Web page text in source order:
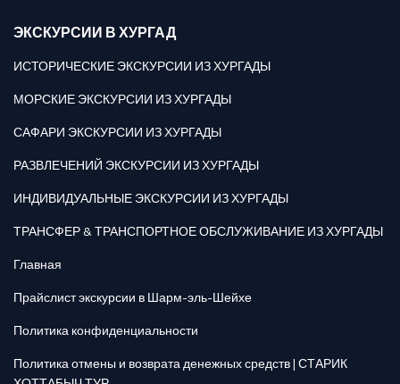
ЭКСКУРСИИ В ХУРГАД
ИСТОРИЧЕСКИЕ ЭКСКУРСИИ ИЗ ХУРГАДЫ
МОРСКИЕ ЭКСКУРСИИ ИЗ ХУРГАДЫ
САФАРИ ЭКСКУРСИИ ИЗ ХУРГАДЫ
РАЗВЛЕЧЕНИЙ ЭКСКУРСИИ ИЗ ХУРГАДЫ
ИНДИВИДУАЛЬНЫЕ ЭКСКУРСИИ ИЗ ХУРГАДЫ
ТРАНСФЕР & ТРАНСПОРТНОЕ ОБСЛУЖИВАНИЕ ИЗ ХУРГАДЫ
Главная
Прайслист экскурсии в Шарм-эль-Шейхе
Политика конфиденциальности
Политика отмены и возврата денежных средств | СТАРИК